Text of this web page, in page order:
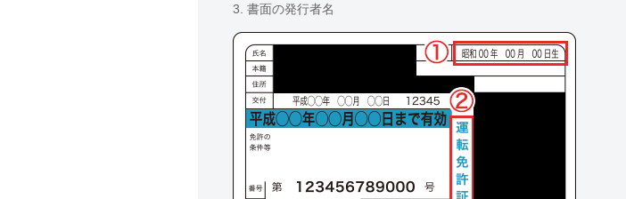
3. 書面の発行者名